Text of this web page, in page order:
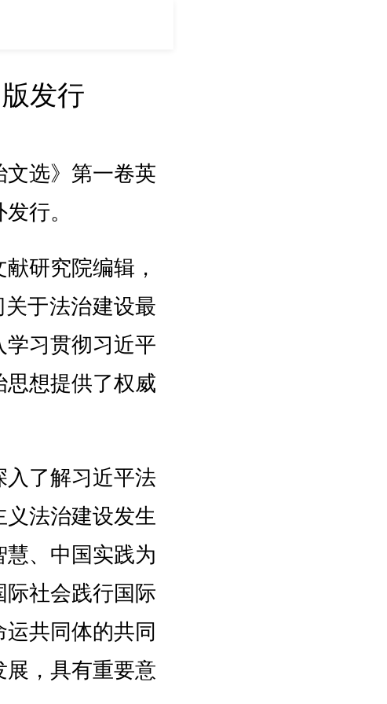
发行
选》第一卷英
行。
研究院编辑，
于法治建设最
习贯彻习近平
想提供了权威
了解习近平法
法治建设发生
、中国实践为
社会践行国际
共同体的共同
，具有重要意